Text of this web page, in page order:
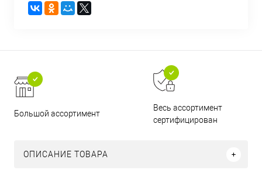
Большой ассортимент
Весь ассортимент
сертифицирован
ОПИСАНИЕ ТОВАРА